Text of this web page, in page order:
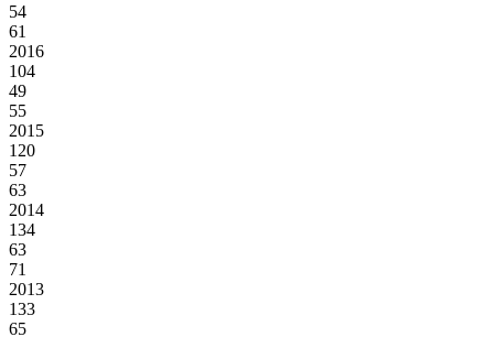
54
61
2016
104
49
55
2015
120
57
63
2014
134
63
71
2013
133
65